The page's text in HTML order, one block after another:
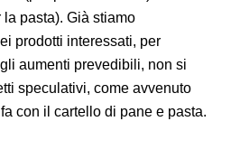
pasta). Già stiamo
prodotti interessati, per
aumenti prevedibili, non si
speculativi, come avvenuto
con il cartello di pane e pasta.